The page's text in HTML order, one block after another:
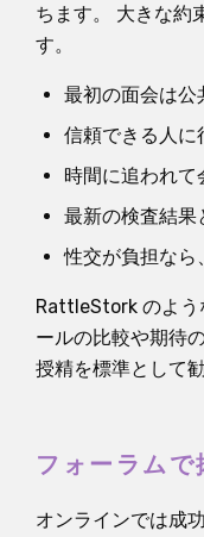
ちます。 大きな約
す。
最初の面会は公
信頼できる人に
時間に追われて
最新の検査結果
性交が負担なら
RattleStork のよう
ールの比較や期待
授精を標準として
フォーラム
オンラインでは成